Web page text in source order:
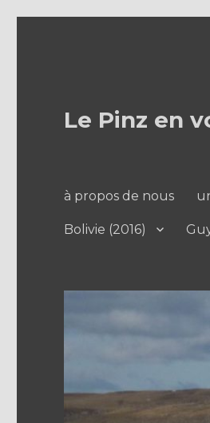
Le Pinz en
à propos de nous
Bolivie (2016)